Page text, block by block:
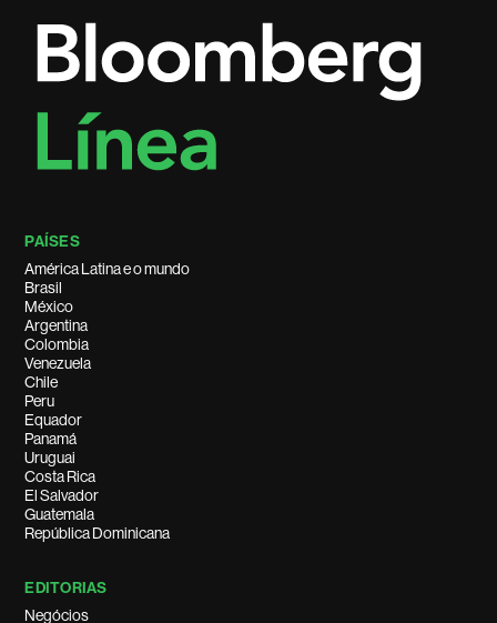
PAÍSES
América Latina e o mundo
Brasil
México
Argentina
Colombia
Venezuela
Chile
Peru
Equador
Panamá
Uruguai
Costa Rica
El Salvador
Guatemala
República Dominicana
EDITORIAS
Negócios